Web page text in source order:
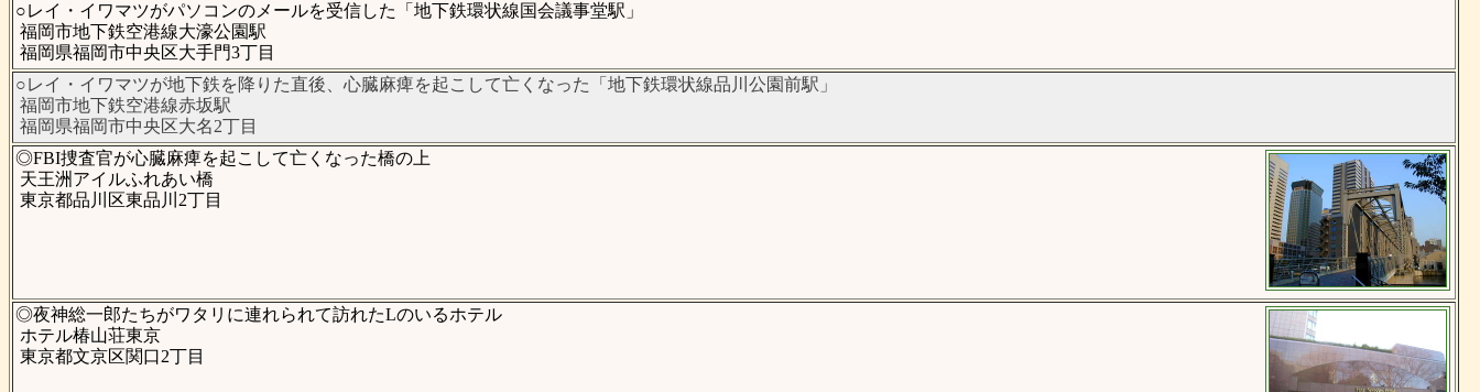
○レイ・イワマツがパソコンのメールを受信した「地下鉄環状線国会議事堂駅」
福岡市地下鉄空港線大濠公園駅
福岡県福岡市中央区大手門3丁目
○レイ・イワマツが地下鉄を降りた直後、心臓麻痺を起こして亡くなった「地下鉄環状線品川公園前駅」
福岡市地下鉄空港線赤坂駅
福岡県福岡市中央区大名2丁目
◎FBI捜査官が心臓麻痺を起こして亡くなった橋の上
天王洲アイルふれあい橋
東京都品川区東品川2丁目
◎夜神総一郎たちがワタリに連れられて訪れたLのいるホテル
ホテル椿山荘東京
東京都文京区関口2丁目